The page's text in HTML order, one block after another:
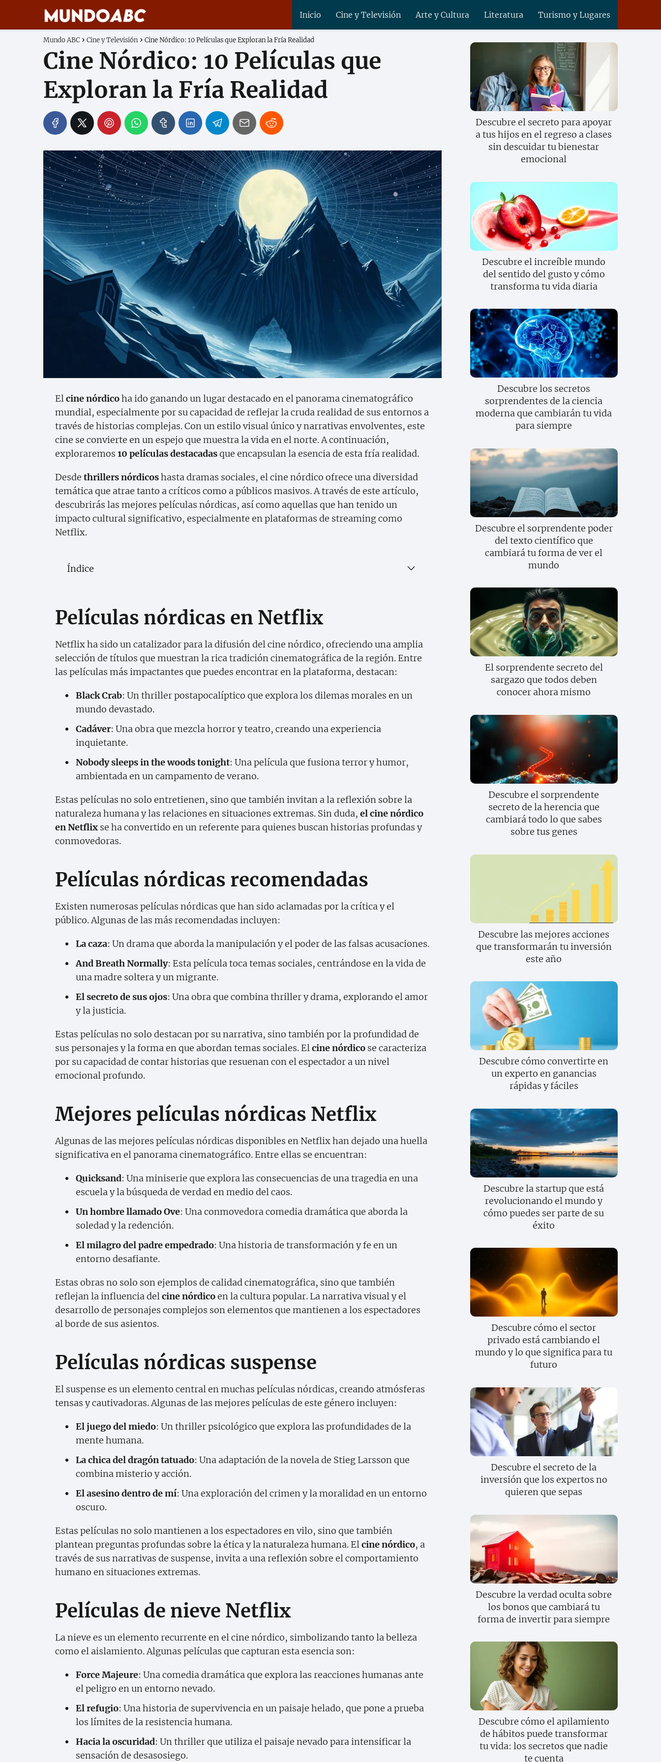
Inicio Cine y Televisión Arte y Cultura Literatura Turismo y Lugares
Mundo ABC Cine y Televisión Cine Nórdico: 10 Películas que Exploran la Fría Realidad
Cine Nórdico: 10 Películas que
Exploran la Fría Realidad
El cine nórdicoha ido ganando un lugar destacado en el panorama cinematográfico
mundial, especialmente por su capacidad de reflejar la cruda realidad de sus entornos a
través de historias complejas. Con un estilo visual único y narrativas envolventes, este
cine se convierte en un espejo que muestra la vida en el norte. A continuación,
exploraremos 10 películas destacadasque encapsulan la esencia de esta fría realidad.
Desde thrillers nórdicoshasta dramas sociales, el cine nórdico ofrece una diversidad
temática que atrae tanto a críticos como a públicos masivos. A través de este artículo,
descubrirás las mejores películas nórdicas, así como aquellas que han tenido un
impacto cultural significativo, especialmente en plataformas de streaming como
Netflix.
Índice
Películas nórdicas en Netflix
Netflix ha sido un catalizador para la difusión del cine nórdico, ofreciendo una amplia
selección de títulos que muestran la rica tradición cinematográfica de la región. Entre
las películas más impactantes que puedes encontrar en la plataforma, destacan:
Black Crab: Un thriller postapocalíptico que explora los dilemas morales en un
mundo devastado.
Cadáver: Una obra que mezcla horror y teatro, creando una experiencia
inquietante.
Nobody sleeps in the woods tonight: Una película que fusiona terror y humor,
ambientada en un campamento de verano.
Estas películas no solo entretienen, sino que también invitan a la reflexión sobre la
naturaleza humana y las relaciones en situaciones extremas. Sin duda, el cine nórdico
en Netflix se ha convertido en un referente para quienes buscan historias profundas y
conmovedoras.
Películas nórdicas recomendadas
Existen numerosas películas nórdicas que han sido aclamadas por la crítica y el
público. Algunas de las más recomendadas incluyen:
La caza: Un drama que aborda la manipulación y el poder de las falsas acusaciones.
And Breath Normally: Esta película toca temas sociales, centrándose en la vida de
una madre soltera y un migrante.
El secreto de sus ojos: Una obra que combina thriller y drama, explorando el amor
y la justicia.
Estas películas no solo destacan por su narrativa, sino también por la profundidad de
sus personajes y la forma en que abordan temas sociales. El cine nórdico se caracteriza
por su capacidad de contar historias que resuenan con el espectador a un nivel
emocional profundo.
Mejores películas nórdicas Netflix
Algunas de las mejores películas nórdicas disponibles en Netflix han dejado una huella
significativa en el panorama cinematográfico. Entre ellas se encuentran:
Quicksand: Una miniserie que explora las consecuencias de una tragedia en una
escuela y la búsqueda de verdad en medio del caos.
Un hombre llamado Ove: Una conmovedora comedia dramática que aborda la
soledad y la redención.
El milagro del padre empedrado: Una historia de transformación y fe en un
entorno desafiante.
Estas obras no solo son ejemplos de calidad cinematográfica, sino que también
reflejan la influencia del cine nórdicoen la cultura popular. La narrativa visual y el
desarrollo de personajes complejos son elementos que mantienen a los espectadores
al borde de sus asientos.
Películas nórdicas suspense
El suspense es un elemento central en muchas películas nórdicas, creando atmósferas
tensas y cautivadoras. Algunas de las mejores películas de este género incluyen:
El juego del miedo: Un thriller psicológico que explora las profundidades de la
mente humana.
La chica del dragón tatuado: Una adaptación de la novela de Stieg Larsson que
combina misterio y acción.
El asesino dentro de mí: Una exploración del crimen y la moralidad en un entorno
oscuro.
Estas películas no solo mantienen a los espectadores en vilo, sino que también
plantean preguntas profundas sobre la ética y la naturaleza humana. El cine nórdico, a
través de sus narrativas de suspense, invita a una reflexión sobre el comportamiento
humano en situaciones extremas.
Películas de nieve Netflix
La nieve es un elemento recurrente en el cine nórdico, simbolizando tanto la belleza
como el aislamiento. Algunas películas que capturan esta esencia son:
Force Majeure: Una comedia dramática que explora las reacciones humanas ante
el peligro en un entorno nevado.
El refugio: Una historia de supervivencia en un paisaje helado, que pone a prueba
los límites de la resistencia humana.
Hacia la oscuridad: Un thriller que utiliza el paisaje nevado para intensificar la
sensación de desasosiego.
Descubre el secreto para apoyar
a tus hijos en el regreso a clases
sin descuidar tu bienestar
emocional
Descubre el increíble mundo
del sentido del gusto y cómo
transforma tu vida diaria
Descubre los secretos
sorprendentes de la ciencia
moderna que cambiarán tu vida
para siempre
Descubre el sorprendente poder
del texto científico que
cambiará tu forma de ver el
mundo
El sorprendente secreto del
sargazo que todos deben
conocer ahora mismo
Descubre el sorprendente
secreto de la herencia que
cambiará todo lo que sabes
sobre tus genes
Descubre las mejores acciones
que transformarán tu inversión
este año
Descubre cómo convertirte en
un experto en ganancias
rápidas y fáciles
Descubre la startup que está
revolucionando el mundo y
cómo puedes ser parte de su
éxito
Descubre cómo el sector
privado está cambiando el
mundo y lo que significa para tu
futuro
Descubre el secreto de la
inversión que los expertos no
quieren que sepas
Descubre la verdad oculta sobre
los bonos que cambiará tu
forma de invertir para siempre
Descubre cómo el apilamiento
de hábitos puede transformar
tu vida: los secretos que nadie
te cuenta